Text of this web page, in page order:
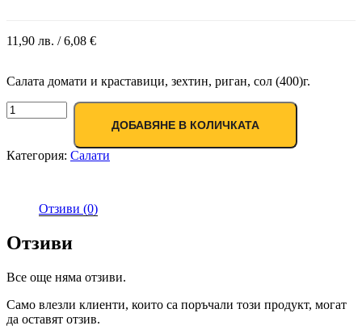
11,90 лв. / 6,08 €
Салата домати и краставици, зехтин, риган, сол (400)г.
ДОБАВЯНЕ В КОЛИЧКАТА
Категория: Салати
Отзиви (0)
Отзиви
Все още няма отзиви.
Само влезли клиенти, които са поръчали този продукт, могат
да оставят отзив.